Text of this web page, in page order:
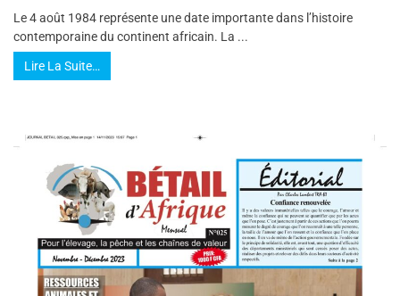
Le 4 août 1984 représente une date importante dans l’histoire
contemporaine du continent africain. La ...
Lire La Suite…